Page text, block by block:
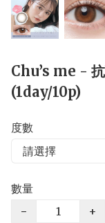
Chu’s me -
(1day/10p)
度數
數量
−
+